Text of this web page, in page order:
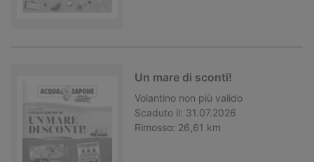
Un mare di sconti!
Volantino non più valido
Scaduto il: 31.07.2026
Rimosso: 26,61 km